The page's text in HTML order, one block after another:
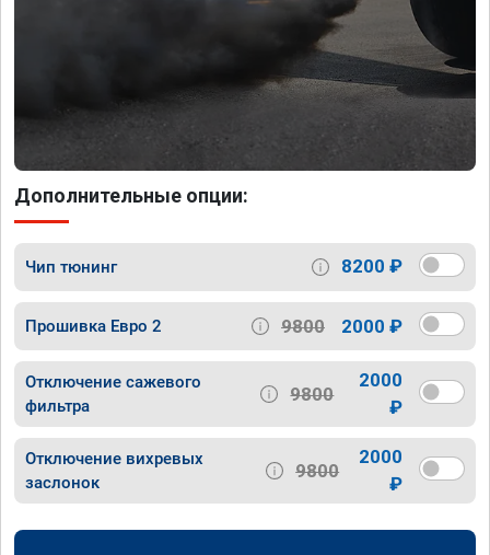
Дополнительные опции:
Чип тюнинг 8200 ₽
Прошивка Евро 2 9800 2000 ₽
Отключение сажевого
фильтра
9800
2000
₽
Отключение вихревых
заслонок
9800
2000
₽